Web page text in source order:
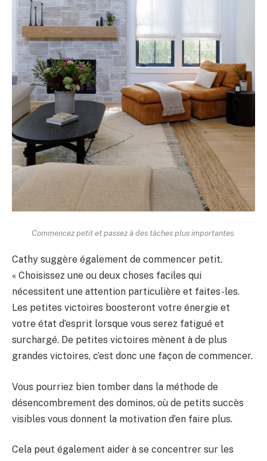
Commencez petit et passez à des tâches plus importantes.
Cathy suggère également de commencer petit.
« Choisissez une ou deux choses faciles qui
nécessitent une attention particulière et faites-les.
Les petites victoires boosteront votre énergie et
votre état d’esprit lorsque vous serez fatigué et
surchargé. De petites victoires mènent à de plus
grandes victoires, c’est donc une façon de commencer.
Vous pourriez bien tomber dans la méthode de
désencombrement des dominos, où de petits succès
visibles vous donnent la motivation d’en faire plus.
Cela peut également aider à se concentrer sur les